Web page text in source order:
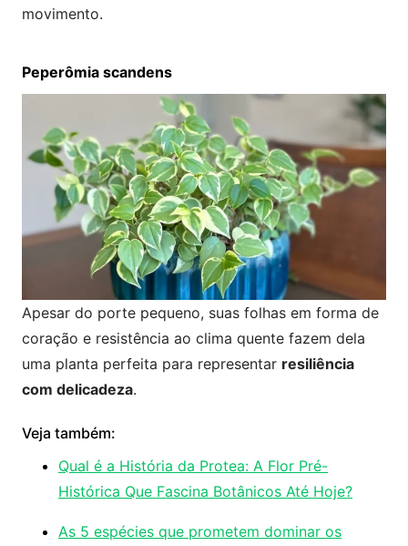
movimento.
Peperômia scandens
Apesar do porte pequeno, suas folhas em forma de
coração e resistência ao clima quente fazem dela
uma planta perfeita para representar resiliência
com delicadeza.
Veja também:
Qual é a História da Protea: A Flor Pré-
Histórica Que Fascina Botânicos Até Hoje?
As 5 espécies que prometem dominar os